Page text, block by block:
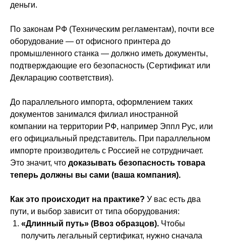
деньги.
По законам РФ (Техническим регламентам), почти все
оборудование — от офисного принтера до
промышленного станка — должно иметь документы,
подтверждающие его безопасность (Сертификат или
Декларацию соответствия).
До параллельного импорта, оформлением таких
документов занимался филиал иностранной
компании на территории РФ, например Эппл Рус, или
его официальный представитель. При параллельном
импорте производитель с Россией не сотрудничает.
Это значит, что доказывать безопасность товара
теперь должны вы сами (ваша компания).
Как это происходит на практике? У вас есть два
пути, и выбор зависит от типа оборудования:
«Длинный путь» (Ввоз образцов). Чтобы
получить легальный сертификат, нужно сначала